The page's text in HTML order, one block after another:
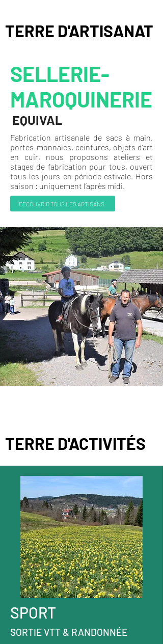
TERRE D'ARTISANAT
SELLERIE-
MAROQUINERIE
EQUIVAL
Fabrication artisanale de sacs à main,
portes-monnaies, ceintures, objets d’art
en cuir, nous proposons ateliers et
stages de fabrication pour tous, ouvert
tous les jours en période estivale. Hors
saison : uniquement l’après midi.
DECOUVRIR TOUS LES ARTISANS
TERRE D'ACTIVITÉS
SPORT
SORTIE VTT & RANDONNÉE